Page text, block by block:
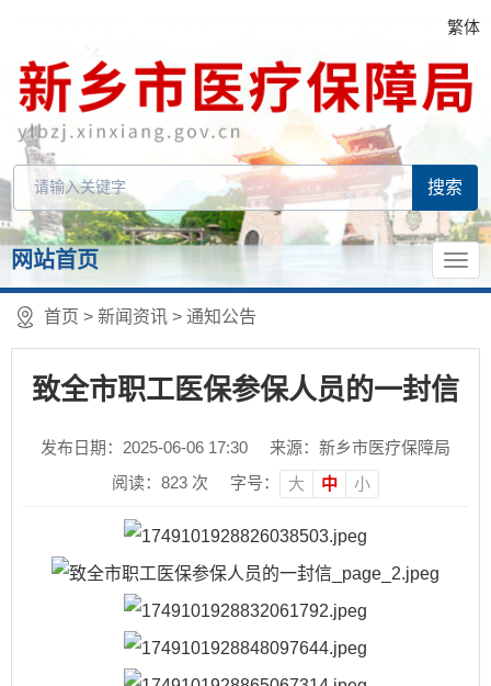
繁体
网站首页
首页 > 新闻资讯 > 通知公告
致全市职工医保参保人员的一封信
发布日期：2025-06-06 17:30
来源：新乡市医疗保障局
阅读： 823 次 字号： 大 中 小